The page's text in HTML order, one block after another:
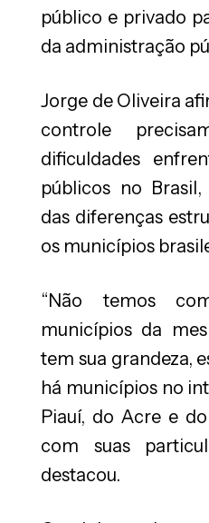
público e privado
da administração
Jorge de Oliveira
controle
dificuldades
públicos no
das diferenças
os municípios
“Não temos
municípios da
tem sua grandeza,
há municípios no
Piauí, do Acre e
com suas
destacou.